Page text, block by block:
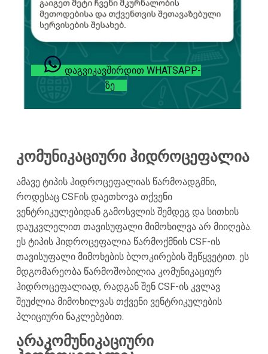
ᲓᲐᲒᲕᲘᲙᲐᲕᲨᲘᲠᲓᲘᲗ WHATSAPP-
ᲖᲔ
კომუნიკაციური ჰიდროცეფალია
ამავე ტიპის ჰიდროცეფალიას წარმოადგმნი,
როდესაც CSFის დაეთხოვა თქვენი
ვენტრიკულებიდან გამოსვლის შემდეგ და სითხის
დაუკვლელით თავისუფალი მიმოხილვა არ მიიღება.
ეს ტიპის ჰიდროცეფალია წარმოქმნის CSF-ის
თავისუფალი მიმოხების ბლოკირების შეწყვეტით. ეს
მდგომარეობა წარმოშობილია კომუნიკაციურ
ჰიდროცეფალიად, რადგან შენ CSF-ის კვლავ
შეუძლია მიმოხილვას თქვენი ვენტრიკულების
პლიციური ნაკლებებით.
არაკომუნიკაციური